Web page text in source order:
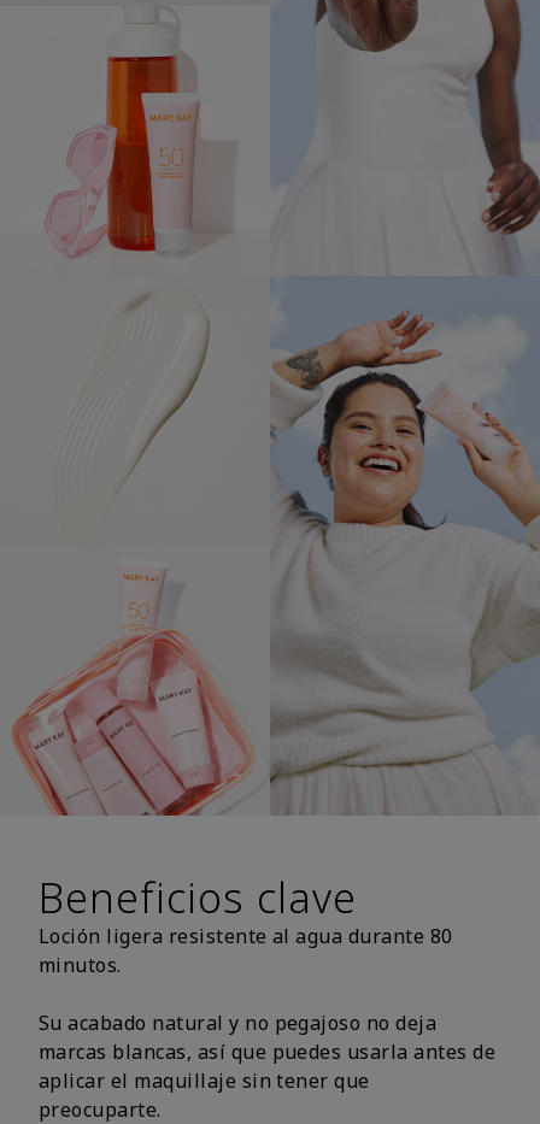
Beneficios clave
Loción ligera resistente al agua durante 80
minutos.
Su acabado natural y no pegajoso no deja
marcas blancas, así que puedes usarla antes de
aplicar el maquillaje sin tener que
preocuparte.